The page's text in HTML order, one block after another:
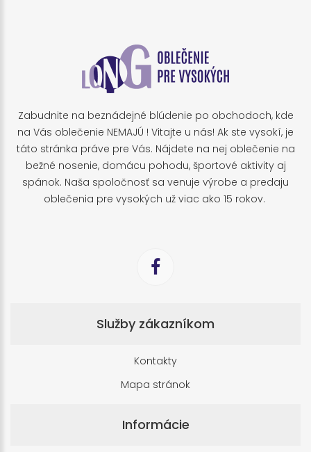
Zabudnite na beznádejné blúdenie po obchodoch, kde
na Vás oblečenie NEMAJÚ ! Vitajte u nás! Ak ste vysokí, je
táto stránka práve pre Vás. Nájdete na nej oblečenie na
bežné nosenie, domácu pohodu, športové aktivity aj
spánok. Naša spoločnosť sa venuje výrobe a predaju
oblečenia pre vysokých už viac ako 15 rokov.
Služby zákazníkom
Kontakty
Mapa stránok
Informácie